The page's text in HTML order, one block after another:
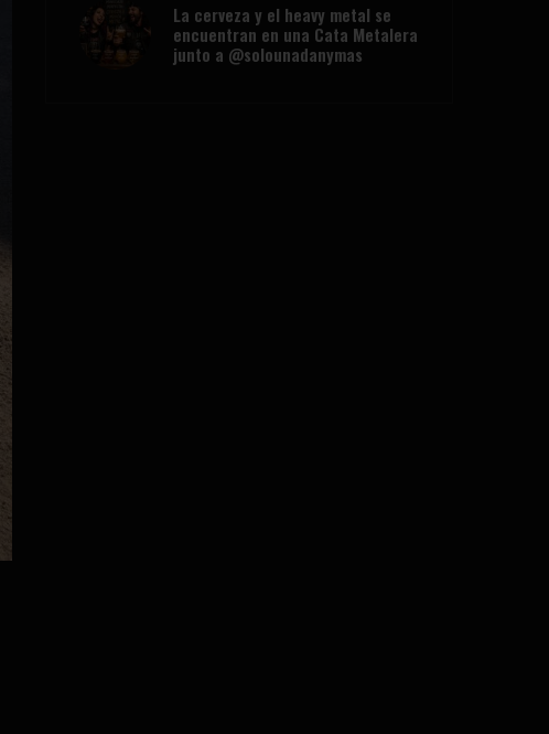
La cerveza y el heavy metal se
encuentran en una Cata Metalera
junto a @solounadanymas